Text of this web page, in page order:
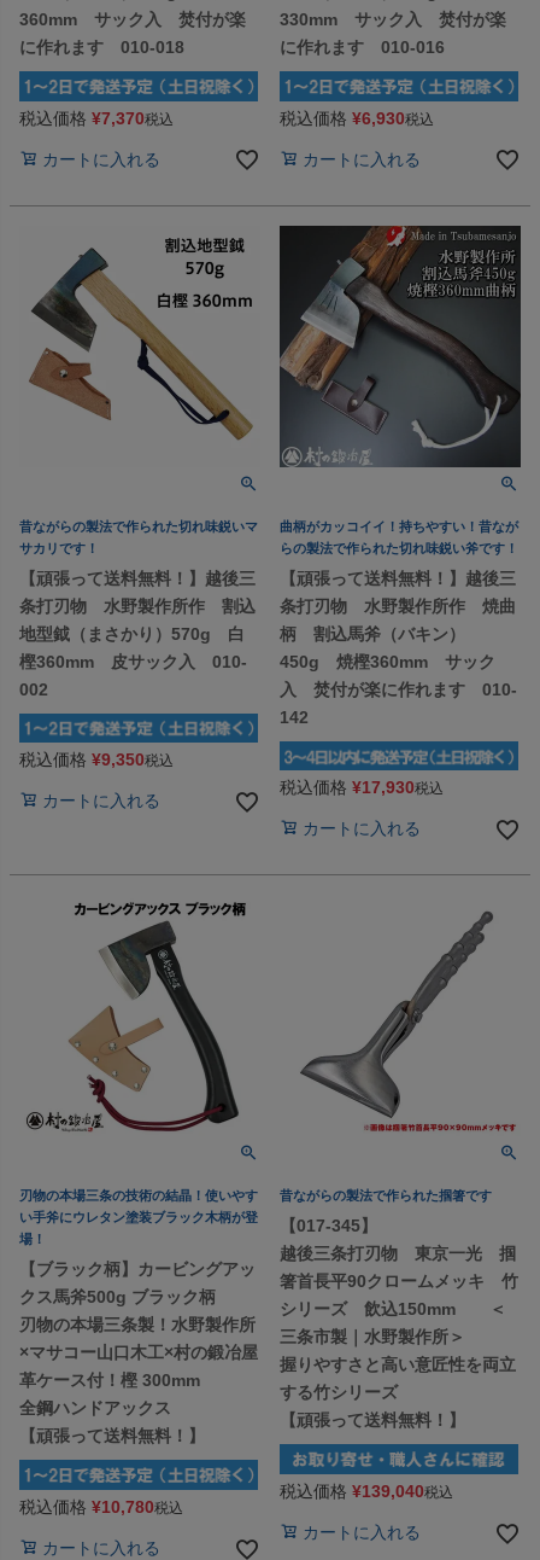
360mm サック入 焚付が楽
に作れます 010-018
税込価格 ¥7,370税込
カートに入れる
330mm サック入 焚付が楽
に作れます 010-016
税込価格 ¥6,930税込
カートに入れる
昔ながらの製法で作られた切れ味鋭いマ
サカリです！
【頑張って送料無料！】越後三
条打刃物 水野製作所作 割込
地型鉞（まさかり）570g 白
樫360mm 皮サック入 010-
002
税込価格 ¥9,350税込
カートに入れる
曲柄がカッコイイ！持ちやすい！昔なが
らの製法で作られた切れ味鋭い斧です！
【頑張って送料無料！】越後三
条打刃物 水野製作所作 焼曲
柄 割込馬斧（バキン）
450g 焼樫360mm サック
入 焚付が楽に作れます 010-
142
税込価格 ¥17,930税込
カートに入れる
刃物の本場三条の技術の結晶！使いやす
い手斧にウレタン塗装ブラック木柄が登
場！
【ブラック柄】カービングアッ
クス馬斧500g ブラック柄
刃物の本場三条製！水野製作所
×マサコー山口木工×村の鍛冶屋
革ケース付！樫 300mm
全鋼ハンドアックス
【頑張って送料無料！】
税込価格 ¥10,780税込
カートに入れる
昔ながらの製法で作られた掴箸です
【017-345】
越後三条打刃物 東京一光 掴
箸首長平90クロームメッキ 竹
シリーズ 飲込150mm ＜
三条市製｜水野製作所＞
握りやすさと高い意匠性を両立
する竹シリーズ
【頑張って送料無料！】
税込価格 ¥139,040税込
カートに入れる